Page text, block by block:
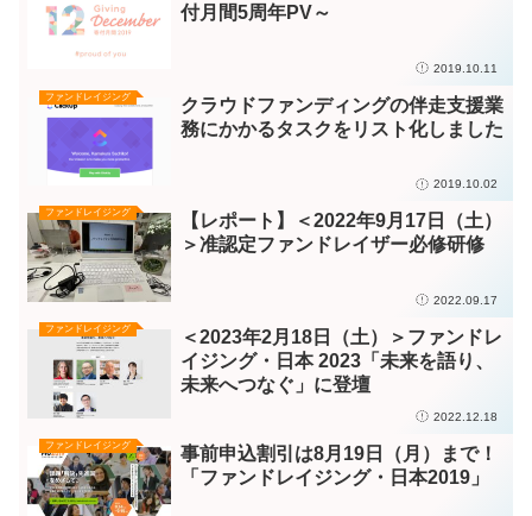
付月間5周年PV～
2019.10.11
ファンドレイジング
クラウドファンディングの伴走支援業
務にかかるタスクをリスト化しました
2019.10.02
ファンドレイジング
【レポート】＜2022年9月17日（土）
＞准認定ファンドレイザー必修研修
2022.09.17
ファンドレイジング
＜2023年2月18日（土）＞ファンドレ
イジング・日本 2023「未来を語り、
未来へつなぐ」に登壇
2022.12.18
ファンドレイジング
事前申込割引は8月19日（月）まで！
「ファンドレイジング・日本2019」